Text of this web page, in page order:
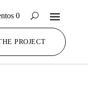
0
PROJECT